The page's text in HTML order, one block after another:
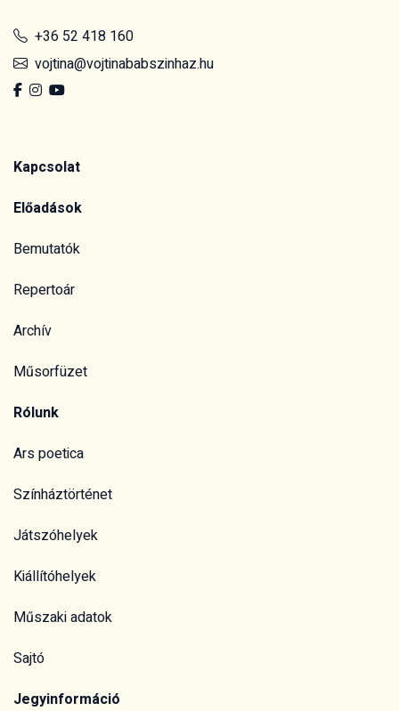
+36 52 418 160
vojtina@vojtinababszinhaz.hu
Kapcsolat
Előadások
Bemutatók
Repertoár
Archív
Műsorfüzet
Rólunk
Ars poetica
Színháztörténet
Játszóhelyek
Kiállítóhelyek
Műszaki adatok
Sajtó
Jegyinformáció